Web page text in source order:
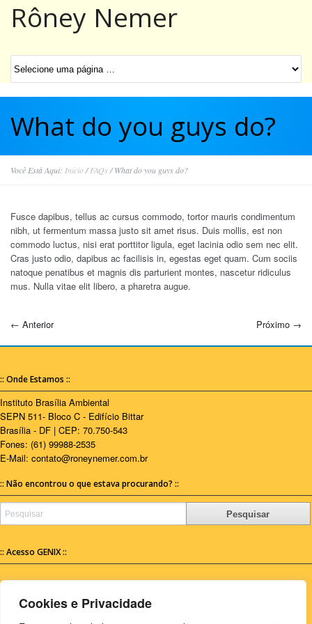
Cookies e Privacidade
Rôney Nemer
What do you guys do?
Você Está Aqui: Início/ FAQs /What do you guys do?
Fusce dapibus, tellus ac cursus commodo, tortor mauris condimentum
nibh, ut fermentum massa justo sit amet risus. Duis mollis, est non
commodo luctus, nisi erat porttitor ligula, eget lacinia odio sem nec elit.
Cras justo odio, dapibus ac facilisis in, egestas eget quam. Cum sociis
natoque penatibus et magnis dis parturient montes, nascetur ridiculus
mus. Nulla vitae elit libero, a pharetra augue.
← Anterior Próximo →
:: Onde Estamos ::
Instituto Brasília Ambiental
SEPN 511- Bloco C - Edifício Bittar
Brasília - DF | CEP: 70.750-543
Fones: (61) 99988-2535
E-Mail: contato@roneynemer.com.br
:: Não encontrou o que estava procurando? ::
Pesquisar
:: Acesso GENIX ::